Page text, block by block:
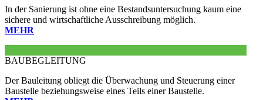
In der Sanierung ist ohne eine Bestandsuntersuchung kaum eine
sichere und wirtschaftliche Ausschreibung möglich.
MEHR
BAUBEGLEITUNG
Der Bauleitung obliegt die Überwachung und Steuerung einer
Baustelle beziehungsweise eines Teils einer Baustelle.